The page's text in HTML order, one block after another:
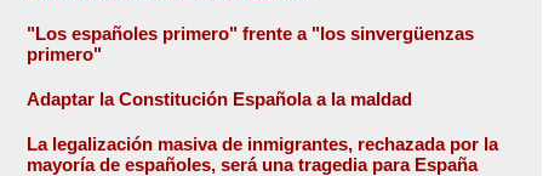
"Los españoles primero" frente a "los sinvergüenzas
primero"
Adaptar la Constitución Española a la maldad
La legalización masiva de inmigrantes, rechazada por la
mayoría de españoles, será una tragedia para España